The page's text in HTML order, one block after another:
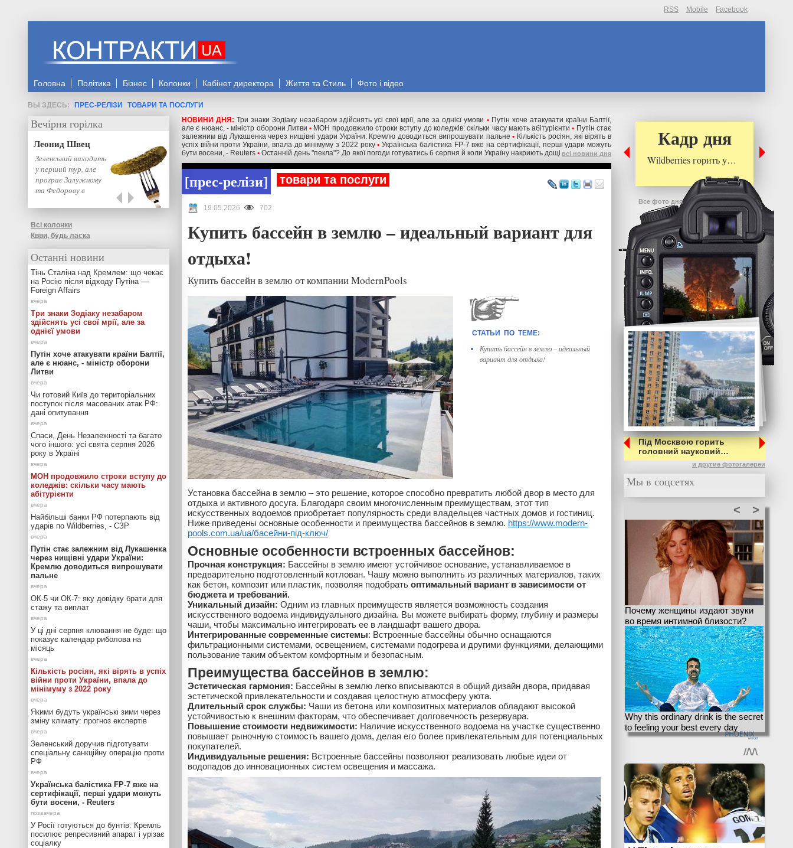
RSS Mobile Facebook
Головна Політика Бізнес Колонки Кабінет директора Життя та Стиль Фото і відео
ПРЕС-РЕЛІЗИ
ТОВАРИ ТА ПОСЛУГИ
НОВИНИ ДНЯ:Три знаки Зодіаку незабаром здійснять усі свої мрії, але за однієї умови • Путін хоче атакувати країни Балтії,
але є нюанс, - міністр оборони Литви • МОН продовжило строки вступу до коледжів: скільки часу мають абітурієнти • Путін стає
залежним від Лукашенка через нищівні удари України: Кремлю доводиться випрошувати пальне • Кількість росіян, які вірять в
успіх війни проти України, впала до мінімуму з 2022 року • Українська балістика FP-7 вже на сертифікації, перші удари можуть
бути восени, - Reuters • Останній день "пекла"? До якої погоди готуватись 6 серпня й коли Україну накриють дощі всі новини дня
прес-релізи товари та послуги
19.05.2026 702
Купить бассейн в землю – идеальный вариант для
отдыха!
Купить бассейн в землю от компании ModernPools
Купить бассейн в землю – идеальный
вариант для отдыха!
Установка бассейна в землю – это решение, которое способно превратить любой двор в место для
отдыха и активного досуга. Благодаря своим многочисленным преимуществам, этот тип
искусственных водоемов приобретает популярность среди владельцев частных домов и гостиниц.
Ниже приведены основные особенности и преимущества бассейнов в землю. https://www.modern-
pools.com.ua/ua/басейни-під-ключ/
Основные особенности встроенных бассейнов:
Прочная конструкция: Бассейны в землю имеют устойчивое основание, устанавливаемое в
предварительно подготовленный котлован. Чашу можно выполнить из различных материалов, таких
как бетон, композит или пластик, позволяя подобрать оптимальный вариант в зависимости от
бюджета и требований.
Уникальный дизайн: Одним из главных преимуществ является возможность создания
искусственного водоема индивидуального дизайна. Вы можете выбирать форму, глубину и размеры
чаши, чтобы максимально интегрировать ее в ландшафт вашего двора.
Интегрированные современные системы: Встроенные бассейны обычно оснащаются
фильтрационными системами, освещением, системами подогрева и другими функциями, делающими
пользование таким объектом комфортным и безопасным.
Преимущества бассейнов в землю:
Эстетическая гармония: Бассейны в землю легко вписываются в общий дизайн двора, придавая
эстетической привлекательности и создавая целостную атмосферу уюта.
Длительный срок службы: Чаши из бетона или композитных материалов обладают высокой
устойчивостью к внешним факторам, что обеспечивает долговечность резервуара.
Повышение стоимости недвижимости: Наличие искусственного водоема на участке существенно
повышает рыночную стоимость вашего дома, делая его более привлекательным для потенциальных
покупателей.
Индивидуальные решения: Встроенные бассейны позволяют реализовать любые идеи от
водопадов до инновационных систем освещения и массажа.
Вечірня горілка
Леонид Швец
Зеленський виходить
у перший тур, але
програє Залужному
та Федорову в
Всі колонки
Квви, будь ласка
Останні новини
Тінь Сталіна над Кремлем: що чекає
на Росію після відходу Путіна —
Foreign Affairs
Три знаки Зодіаку незабаром
здійснять усі свої мрії, але за
однієї умови
Путін хоче атакувати країни Балтії,
але є нюанс, - міністр оборони
Литви
Чи готовий Київ до територіальних
поступок після масованих атак РФ:
дані опитування
Спаси, День Незалежності та багато
чого іншого: усі свята серпня 2026
року в Україні
МОН продовжило строки вступу до
коледжів: скільки часу мають
абітурієнти
Найбільші банки РФ потерпають від
ударів по Wildberries, - СЗР
Путін стає залежним від Лукашенка
через нищівні удари України:
Кремлю доводиться випрошувати
пальне
ОК-5 чи ОК-7: яку довідку брати для
стажу та виплат
У ці дні серпня клювання не буде: що
показує календар риболова на
місяць
Кількість росіян, які вірять в успіх
війни проти України, впала до
мінімуму з 2022 року
Якими будуть українські зими через
зміну клімату: прогноз експертів
Зеленський доручив підготувати
спеціальну санкційну операцію проти
РФ
Українська балістика FP-7 вже на
сертифікації, перші удари можуть
бути восени, - Reuters
У Росії готуються до бунтів: Кремль
посилює репресивний апарат і урізає
соціалку
Кадр дня
Wildberries горить у…
Все фото дня
Під Москвою горить
головний науковий…
и другие фотогалереи
Мы в соцсетях
>
<
Почему женщины издают звуки
во время интимной близости?
Why this ordinary drink is the secret
to feeling your best every day